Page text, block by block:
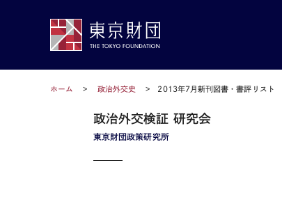
ホーム 政治外交史 2013年7月新刊図書・書評リスト
東京財団政策研究所
政治外交検証 研究会